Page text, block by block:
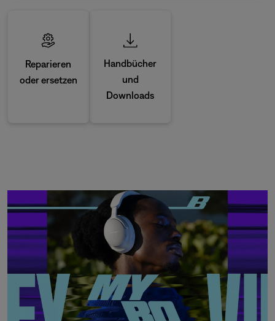
Reparieren
oder ersetzen
Handbücher
und
Downloads